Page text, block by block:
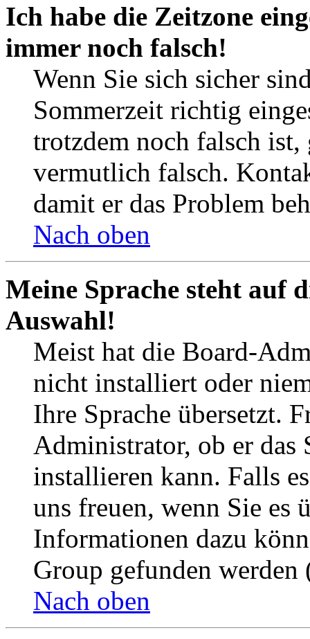
Ich habe die Zeitzone
immer noch falsch!
Wenn Sie sich sicher
Sommerzeit richtig
trotzdem noch falsch ist,
vermutlich falsch.
damit er das Problem
Nach oben
Meine Sprache steht auf
Auswahl!
Meist hat die Board-
nicht installiert oder
Ihre Sprache übersetzt.
Administrator, ob er das
installieren kann. Falls
uns freuen, wenn Sie es
Informationen dazu
Group gefunden
Nach oben